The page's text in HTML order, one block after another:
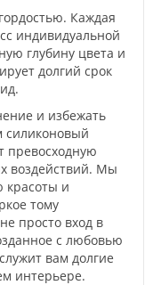
Каждая
индивидуальной
глубину цвета и
долгий срок
и избежать
силиконовый
превосходную
воздействий. Мы
красоты и
тому
просто вход в
с любовью
вам долгие
интерьере.